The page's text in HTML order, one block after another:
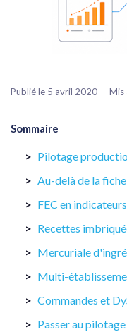
Publié le 5 avril 2020 —
Sommaire
Pilotage
Au-delà de la
FEC en indicateurs
Recettes
Mercuriale
Multi-
Commandes et
Passer au